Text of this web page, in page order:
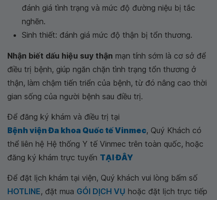
đánh giá tình trạng và mức độ đường niệu bị tắc
nghẽn.
Sinh thiết: đánh giá mức độ thận bị tổn thương.
Nhận biết dấu hiệu suy thận mạn tính sớm là cơ sở để
điều trị bệnh, giúp ngăn chặn tình trạng tổn thương ở
thận, làm chậm tiến triển của bệnh, từ đó nâng cao thời
gian sống của người bệnh sau điều trị.
Để đăng ký khám và điều trị tại
Bệnh viện Đa khoa Quốc tế Vinmec, Quý Khách có
thể liên hệ Hệ thống Y tế Vinmec trên toàn quốc, hoặc
đăng ký khám trực tuyến TẠI ĐÂY
Để đặt lịch khám tại viện, Quý khách vui lòng bấm số
HOTLINE, đặt mua GÓI DỊCH VỤ hoặc đặt lịch trực tiếp